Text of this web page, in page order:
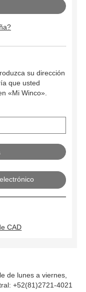
su dirección
que usted
«Mi Winco».
CAD
de lunes a viernes,
+52(81)2721-4021